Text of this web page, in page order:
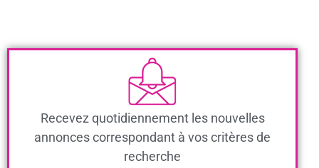
Recevez quotidiennement les nouvelles
annonces correspondant à vos critères de
recherche